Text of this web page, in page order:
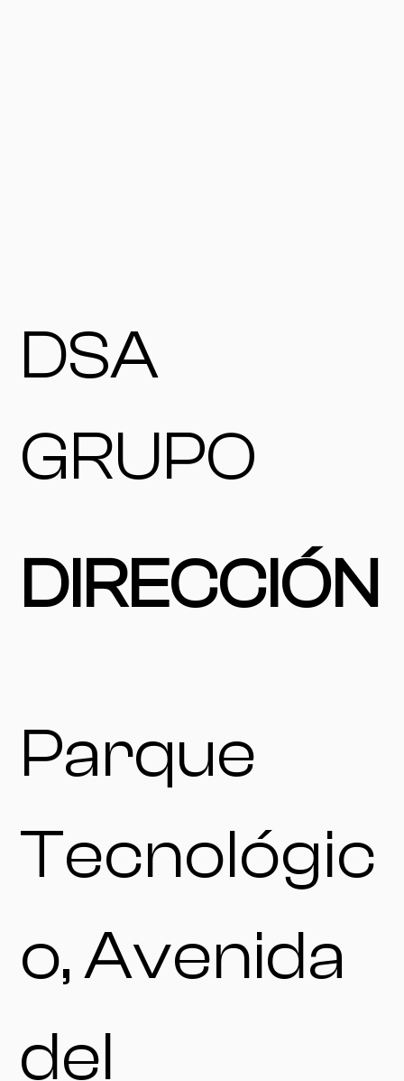
DSA
GRUPO
DIRECCIÓN
Parque
Tecnológic
o, Avenida
del